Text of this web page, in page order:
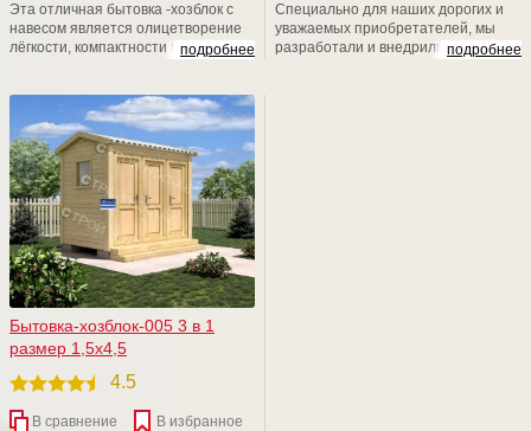
подробнее
Эта отличная бытовка -хозблок с
навесом является олицетворение
лёгкости, компактности и
уживается в паре с любым домом.
Возможно, именно эта постройка
станет заслуженной изюминкой и
украшением вашего дачного
участка.
подробнее
Специально для наших дорогих и
уважаемых приобретателей, мы
разработали и внедрили в жизнь
Бытовка-хозблок-005 3 в 1
размер 1,5х4,5
4.5
В сравнение В избранное